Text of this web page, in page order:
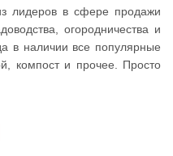
лидеров в сфере продажи
огородничества и
в наличии все популярные
компост и прочее. Просто